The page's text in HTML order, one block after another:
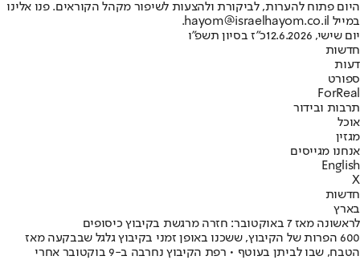
היום פתוח להערות, לביקורת ולהצעות לשיפור מקהל הקוראים. פנו אלינו
במייל hayom@israelhayom.co.il.
יום שישי, 12.6.2026
כ"ז בסיון תשפ"ו
חדשות
דעות
ספורט
ForReal
תרבות ובידור
אוכל
מגזין
אנחנו מגייסים
English
X
חדשות
בארץ
לראשונה מאז 7 באוקטובר: חזרה מרגשת בקיבוץ כיסופים
600 הפרות של הקיבוץ, ששכנו באופן זמני בקיבוץ גלגל שבבקעה מאז
הטבח, שבו לביתן בעוטף • רפת הקיבוץ נחרבה ב-9 בוקטובר אחרי